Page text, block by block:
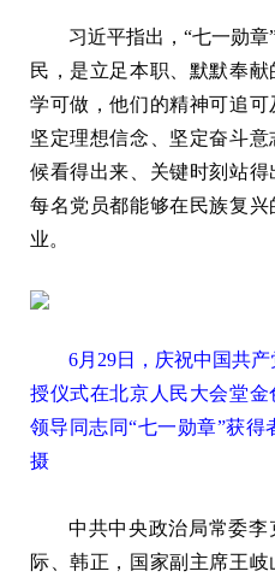
习近平指出，“七一勋
民，是立足本职、默默奉
学可做，他们的精神可追
坚定理想信念、坚定奋斗
候看得出来、关键时刻站得
每名党员都能够在民族复
业。
6月29日，庆祝中国共
授仪式在北京人民大会堂
领导同志同“七一勋章”获
摄
中共中央政治局常委
际、韩正，国家副主席王